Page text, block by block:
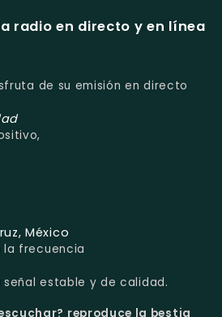
radio en directo y en línea
de su emisión en directo
México
la frecuencia
estable y de calidad.
reproduce la bestia